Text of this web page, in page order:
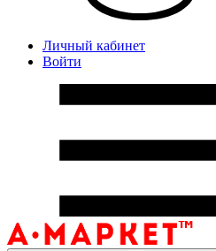
Личный кабинет
Войти